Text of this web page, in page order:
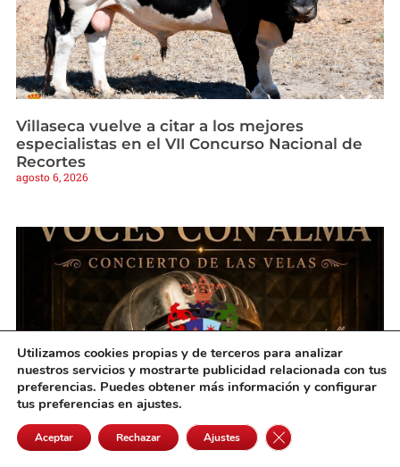
Villaseca vuelve a citar a los mejores
especialistas en el VII Concurso Nacional de
Recortes
agosto 6, 2026
Villanueva de Alcardete vivirá una noche
mágica de música bajo la luz de las velas
Utilizamos cookies propias y de terceros para analizar
nuestros servicios y mostrarte publicidad relacionada con tus
preferencias. Puedes obtener más información y configurar
tus preferencias en ajustes.
Aceptar Rechazar Ajustes Cerrar el banner de